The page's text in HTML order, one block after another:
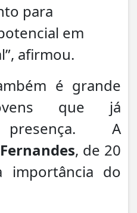
para
em
afirmou.
é grande
que já
presença. A
, de 20
importância do